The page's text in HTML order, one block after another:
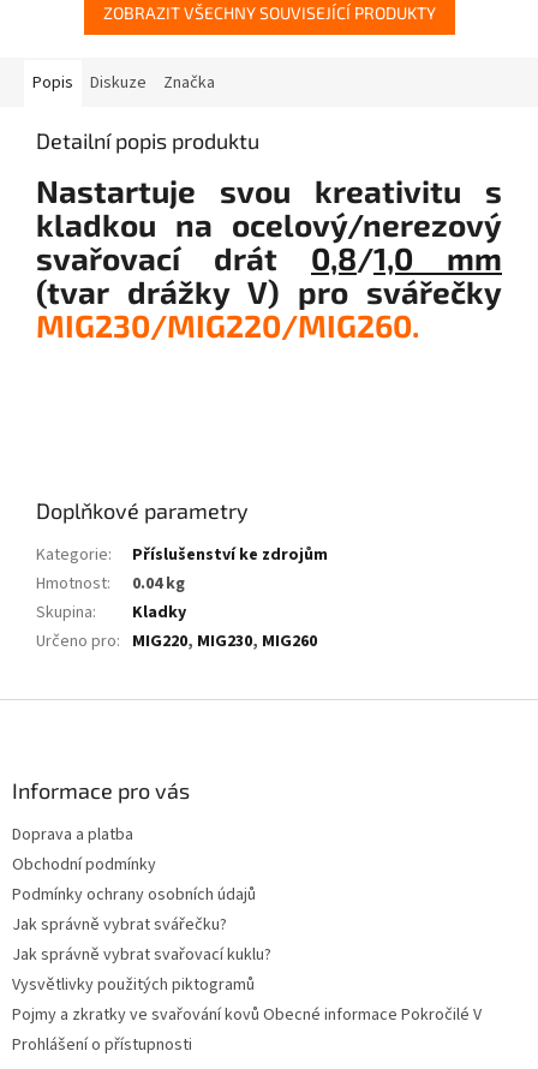
ZOBRAZIT VŠECHNY SOUVISEJÍCÍ PRODUKTY
Popis Diskuze Značka
Detailní popis produktu
Nastartuje svou kreativitu s
kladkou na ocelový/nerezový
svařovací drát 0,8/1,0 mm
(tvar drážky V) pro svářečky
MIG230/MIG220/MIG260.
Doplňkové parametry
Kategorie:
Příslušenství ke zdrojům
Hmotnost:
0.04 kg
Skupina:
Kladky
Určeno pro: MIG220, MIG230, MIG260
Informace pro vás
Doprava a platba
Obchodní podmínky
Podmínky ochrany osobních údajů
Jak správně vybrat svářečku?
Jak správně vybrat svařovací kuklu?
Vysvětlivky použitých piktogramů
Pojmy a zkratky ve svařování kovů Obecné informace Pokročilé V
Prohlášení o přístupnosti